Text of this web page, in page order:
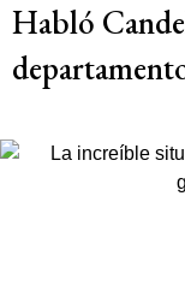
Habló